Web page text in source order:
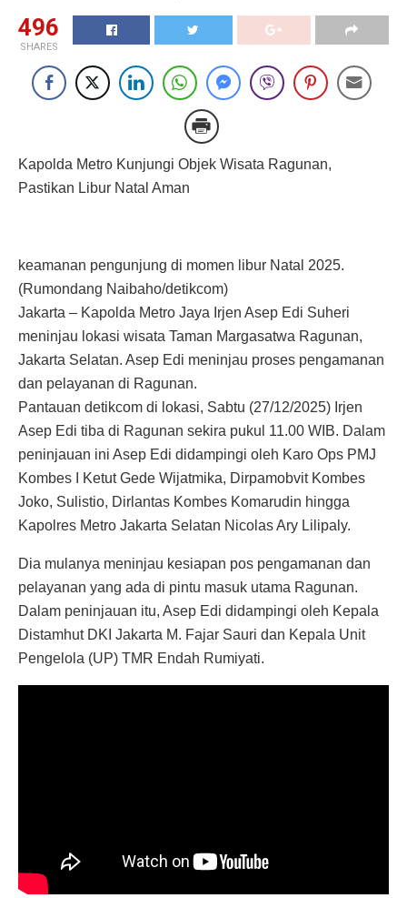
496
SHARES
Kapolda Metro Kunjungi Objek Wisata Ragunan,
Pastikan Libur Natal Aman
keamanan pengunjung di momen libur Natal 2025.
(Rumondang Naibaho/detikcom)
Jakarta – Kapolda Metro Jaya Irjen Asep Edi Suheri
meninjau lokasi wisata Taman Margasatwa Ragunan,
Jakarta Selatan. Asep Edi meninjau proses pengamanan
dan pelayanan di Ragunan.
Pantauan detikcom di lokasi, Sabtu (27/12/2025) Irjen
Asep Edi tiba di Ragunan sekira pukul 11.00 WIB. Dalam
peninjauan ini Asep Edi didampingi oleh Karo Ops PMJ
Kombes I Ketut Gede Wijatmika, Dirpamobvit Kombes
Joko, Sulistio, Dirlantas Kombes Komarudin hingga
Kapolres Metro Jakarta Selatan Nicolas Ary Lilipaly.
Dia mulanya meninjau kesiapan pos pengamanan dan
pelayanan yang ada di pintu masuk utama Ragunan.
Dalam peninjauan itu, Asep Edi didampingi oleh Kepala
Distamhut DKI Jakarta M. Fajar Sauri dan Kepala Unit
Pengelola (UP) TMR Endah Rumiyati.